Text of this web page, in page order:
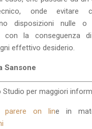
onde evitare
disposizioni nulle o
con la conseguenza
effettivo desiderio.
Sansone
Studio per maggiori
parere on line in